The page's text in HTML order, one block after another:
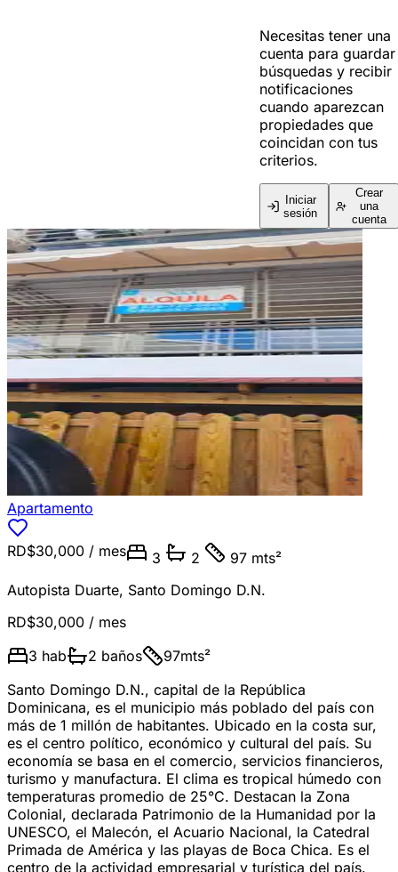
Necesitas tener una
cuenta para guardar
búsquedas y recibir
notificaciones
cuando aparezcan
propiedades que
coincidan con tus
criterios.
Iniciar
sesión
Crear
una
cuenta
Apartamento
RD$30,000 / mes 3 2
97 mts²
Autopista Duarte, Santo Domingo D.N.
RD$30,000 / mes
3 hab 2 baños 97mts²
Santo Domingo D.N., capital de la República
Dominicana, es el municipio más poblado del país con
más de 1 millón de habitantes. Ubicado en la costa sur,
es el centro político, económico y cultural del país. Su
economía se basa en el comercio, servicios financieros,
turismo y manufactura. El clima es tropical húmedo con
temperaturas promedio de 25°C. Destacan la Zona
Colonial, declarada Patrimonio de la Humanidad por la
UNESCO, el Malecón, el Acuario Nacional, la Catedral
Primada de América y las playas de Boca Chica. Es el
centro de la actividad empresarial y turística del país.